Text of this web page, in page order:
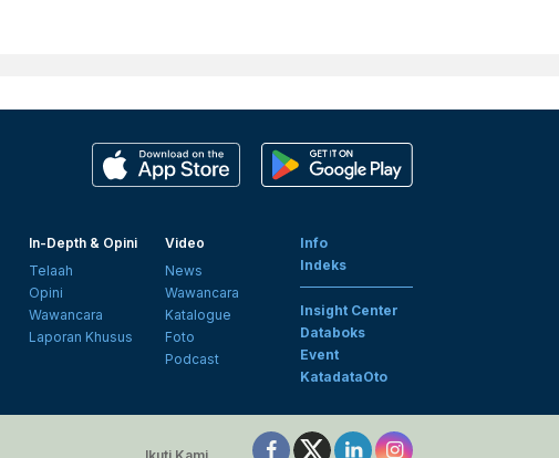
In-Depth & Opini
Telaah
Opini
Wawancara
Laporan Khusus
Video
News
Wawancara
Katalogue
Foto
Podcast
Info
Indeks
Insight Center
Databoks
Event
KatadataOto